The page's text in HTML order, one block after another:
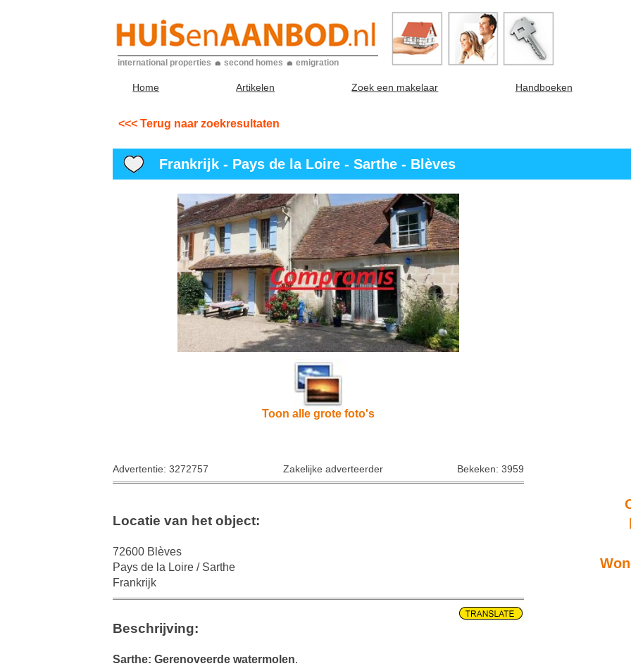
international properties second homes emigration
Home Artikelen Zoek een makelaar Handboeken
<<< Terug naar zoekresultaten
Frankrijk - Pays de la Loire - Sarthe - Blèves
Toon alle grote foto's
Advertentie: 3272757 Zakelijke adverteerder Bekeken: 3959
Locatie van het object:
72600 Blèves
Pays de la Loire / Sarthe
Frankrijk
Beschrijving:
Sarthe: Gerenoveerde watermolen.